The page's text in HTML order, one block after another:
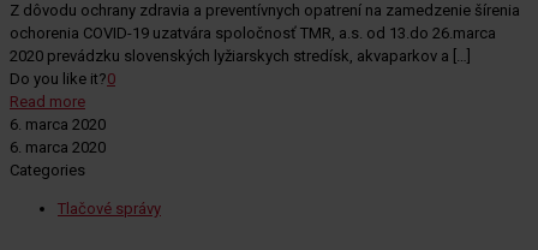
Z dôvodu ochrany zdravia a preventívnych opatrení na zamedzenie šírenia
ochorenia COVID-19 uzatvára spoločnosť TMR, a.s. od 13.do 26.marca
2020 prevádzku slovenských lyžiarskych stredísk, akvaparkov a […]
Do you like it?0
Read more
6. marca 2020
6. marca 2020
Categories
Tlačové správy